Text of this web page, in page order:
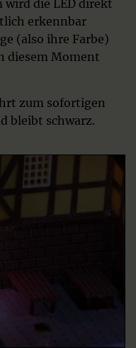
wird die LED direkt
erkennbar
(also ihre Farbe)
diesem Moment
zum sofortigen
bleibt schwarz.